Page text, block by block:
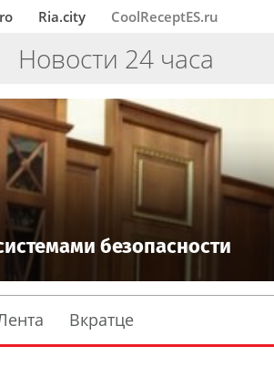
Ria.city CoolReceptES.ru
Новости 24 часа
безопасности
Вкратце